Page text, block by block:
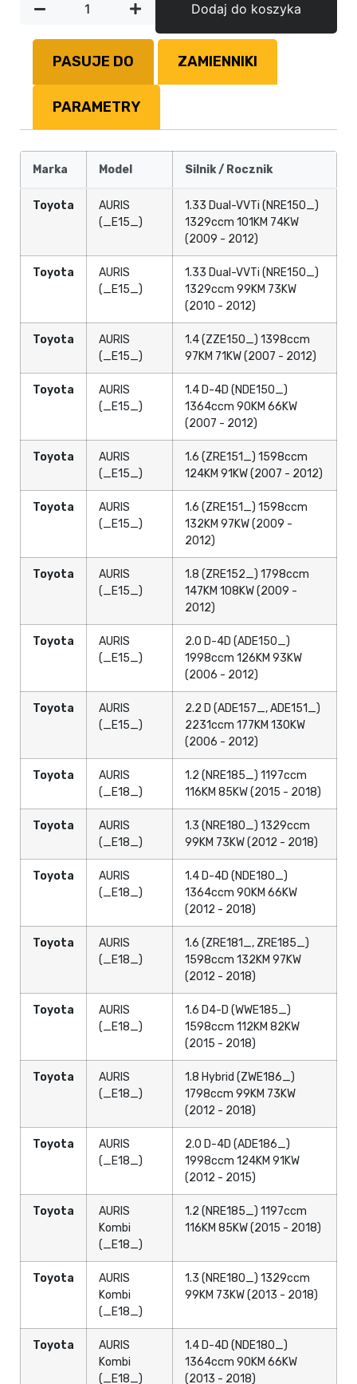
Dodaj do koszyka
PASUJE DO ZAMIENNIKI
PARAMETRY
Marka Model Silnik / Rocznik
Toyota
AURIS
(_E15_)
1.33 Dual-VVTi (NRE150_)
1329ccm 101KM 74KW
(2009 - 2012)
Toyota
AURIS
(_E15_)
1.33 Dual-VVTi (NRE150_)
1329ccm 99KM 73KW
(2010 - 2012)
Toyota
AURIS
(_E15_)
1.4 (ZZE150_) 1398ccm
97KM 71KW (2007 - 2012)
Toyota
AURIS
(_E15_)
1.4 D-4D (NDE150_)
1364ccm 90KM 66KW
(2007 - 2012)
Toyota
AURIS
(_E15_)
1.6 (ZRE151_) 1598ccm
124KM 91KW (2007 - 2012)
Toyota
AURIS
(_E15_)
1.6 (ZRE151_) 1598ccm
132KM 97KW (2009 -
2012)
Toyota
AURIS
(_E15_)
1.8 (ZRE152_) 1798ccm
147KM 108KW (2009 -
2012)
Toyota
AURIS
(_E15_)
2.0 D-4D (ADE150_)
1998ccm 126KM 93KW
(2006 - 2012)
Toyota
AURIS
(_E15_)
2.2 D (ADE157_, ADE151_)
2231ccm 177KM 130KW
(2006 - 2012)
Toyota
AURIS
(_E18_)
1.2 (NRE185_) 1197ccm
116KM 85KW (2015 - 2018)
Toyota
AURIS
(_E18_)
1.3 (NRE180_) 1329ccm
99KM 73KW (2012 - 2018)
Toyota
AURIS
(_E18_)
1.4 D-4D (NDE180_)
1364ccm 90KM 66KW
(2012 - 2018)
Toyota
AURIS
(_E18_)
1.6 (ZRE181_, ZRE185_)
1598ccm 132KM 97KW
(2012 - 2018)
Toyota
AURIS
(_E18_)
1.6 D4-D (WWE185_)
1598ccm 112KM 82KW
(2015 - 2018)
Toyota
AURIS
(_E18_)
1.8 Hybrid (ZWE186_)
1798ccm 99KM 73KW
(2012 - 2018)
Toyota
AURIS
(_E18_)
2.0 D-4D (ADE186_)
1998ccm 124KM 91KW
(2012 - 2015)
Toyota
AURIS
Kombi
(_E18_)
1.2 (NRE185_) 1197ccm
116KM 85KW (2015 - 2018)
Toyota
AURIS
Kombi
(_E18_)
1.3 (NRE180_) 1329ccm
99KM 73KW (2013 - 2018)
Toyota
AURIS
Kombi
(_E18_)
1.4 D-4D (NDE180_)
1364ccm 90KM 66KW
(2013 - 2018)